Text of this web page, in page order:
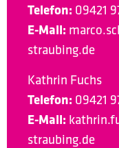
Telefon: 09421
E-Mail:
straubing.de
Kathrin Fuchs
Telefon: 09421
E-Mail:
straubing.de